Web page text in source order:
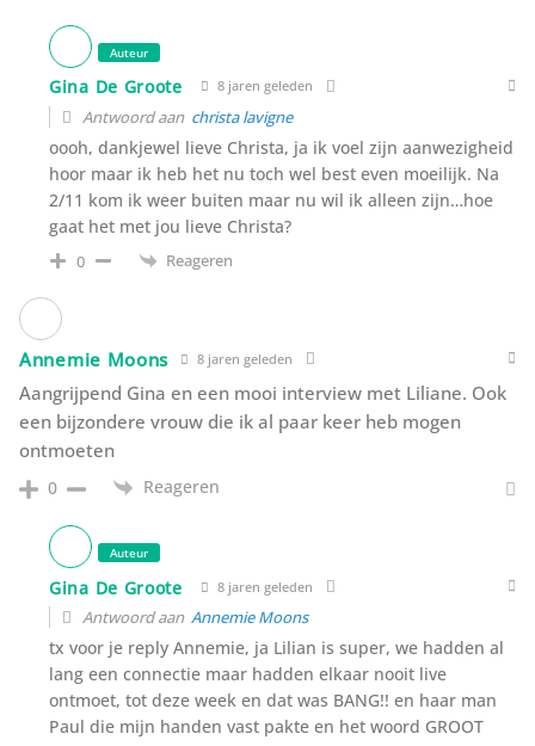
Auteur
Gina De Groote 8 jaren geleden
Antwoord aan christa lavigne
oooh, dankjewel lieve Christa, ja ik voel zijn aanwezigheid
hoor maar ik heb het nu toch wel best even moeilijk. Na
2/11 kom ik weer buiten maar nu wil ik alleen zijn…hoe
gaat het met jou lieve Christa?
0 Reageren
Annemie Moons 8 jaren geleden
Aangrijpend Gina en een mooi interview met Liliane. Ook
een bijzondere vrouw die ik al paar keer heb mogen
ontmoeten
0 Reageren
Auteur
Gina De Groote 8 jaren geleden
Antwoord aan Annemie Moons
tx voor je reply Annemie, ja Lilian is super, we hadden al
lang een connectie maar hadden elkaar nooit live
ontmoet, tot deze week en dat was BANG!! en haar man
Paul die mijn handen vast pakte en het woord GROOT